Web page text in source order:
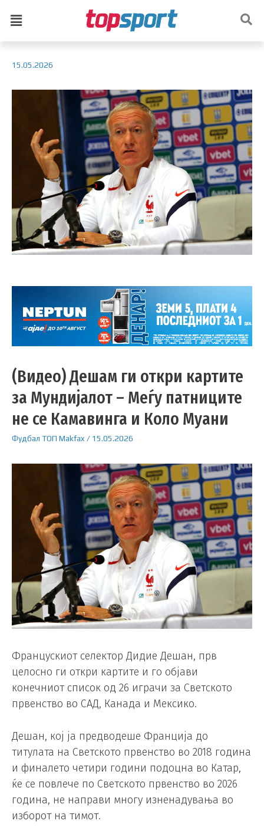
15.05.2026
(Видео) Дешам ги откри картите
за Мундијалот – Меѓу патниците
не се Камавинга и Коло Муани
Фудбал ТОП Makfax/ 15.05.2026
Францускиот селектор Дидие Дешан, прв
целосно ги откри картите и го објави
конечниот список од 26 играчи за Светското
првенство во САД, Канада и Мексико.
Дешан, кој ја предводеше Франција до
титулата на Светското првенство во 2018 година
и финалето четири години подоцна во Катар,
ќе се повлече по Светското првенство во 2026
година, не направи многу изненадувања во
изборот на тимот.